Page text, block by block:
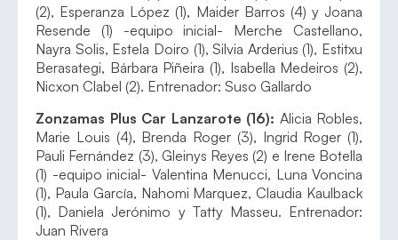
(2), Esperanza López (1), Maider Barros (4) y Joana
Resende (1) -equipo inicial- Merche Castellano,
Nayra Solis, Estela Doiro (1), Silvia Arderius (1), Estitxu
Berasategi, Bárbara Piñeira (1), Isabella Medeiros (2),
Nicxon Clabel (2). Entrenador: Suso Gallardo
Zonzamas Plus Car Lanzarote (16): Alicia Robles,
Marie Louis (4), Brenda Roger (3), Ingrid Roger (1),
Pauli Fernández (3), Gleinys Reyes (2) e Irene Botella
(1) -equipo inicial- Valentina Menucci, Luna Voncina
(1), Paula García, Nahomi Marquez, Claudia Kaulback
(1), Daniela Jerónimo y Tatty Masseu. Entrenador:
Juan Rivera